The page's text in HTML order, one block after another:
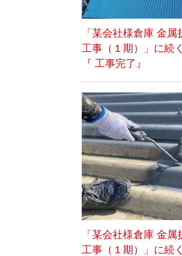
「某会社様倉庫 金
工事（１期）」に続
『 工事完了』
「某会社様倉庫 金
工事（１期）」に続